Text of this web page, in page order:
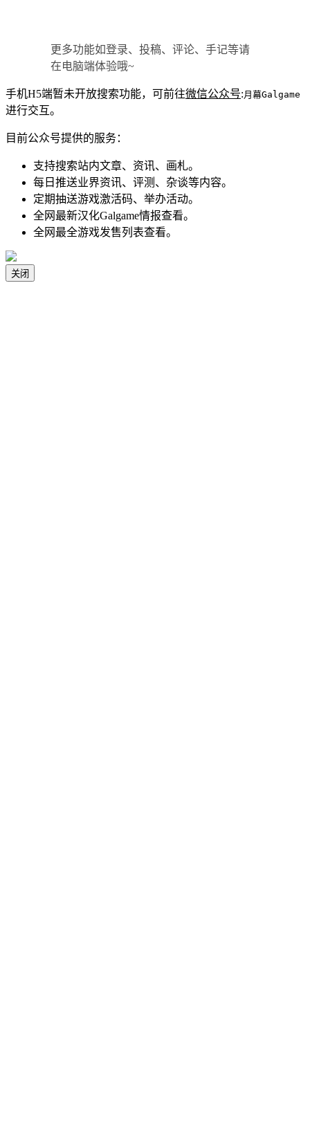
更多功能如登录、投稿、评论、手记等请
在电脑端体验哦~
手机H5端暂未开放搜索功能，可前往微信公众号:月幕Galgame
进行交互。
目前公众号提供的服务：
支持搜索站内文章、资讯、画札。
每日推送业界资讯、评测、杂谈等内容。
定期抽送游戏激活码、举办活动。
全网最新汉化Galgame情报查看。
全网最全游戏发售列表查看。
关闭